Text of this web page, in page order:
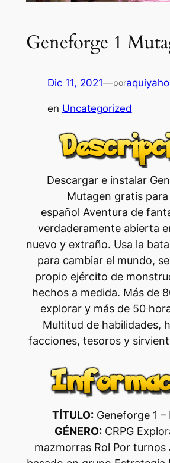
Geneforge 1
Dic 11, 2021—por
en Uncategorized
Descargar e instalar
Mutagen gratis
español Aventura de
verdaderamente abierta
nuevo y extraño. Usa la
para cambiar el mundo,
propio ejército de
hechos a medida. Más de
explorar y más de 50
Multitud de habilidades,
facciones, tesoros y
TÍTULO: Geneforge 1
GÉNERO:CRPG
mazmorras Rol Por turnos